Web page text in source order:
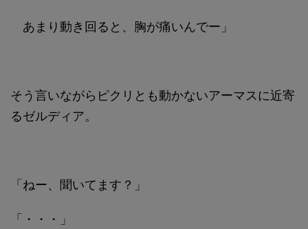
あまり動き回ると、胸が痛いんでー」
そう言いながらピクリとも動かないアーマスに近寄
るゼルディア。
「ねー、聞いてます？」
「・・・」